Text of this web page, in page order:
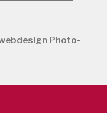
Photo-